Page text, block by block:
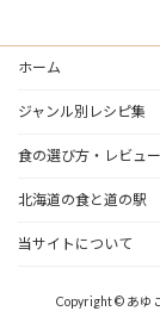
o n
ホーム
ジャンル別レシピ集
食の選び方・レビュー
北海道の食と道の駅
当サイトについて
Copyright © あゆ